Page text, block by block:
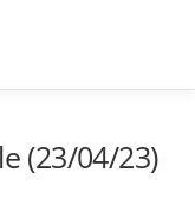
(23/04/23)